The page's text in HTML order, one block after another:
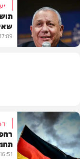
צבא וביטחון
17:09
16:51